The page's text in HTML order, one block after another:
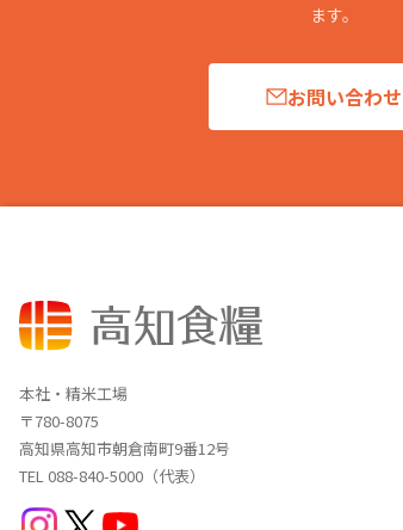
ます。
お問い合わせ
本社・精米工場
〒780-8075
高知県高知市朝倉南町9番12号
TEL 088-840-5000（代表）